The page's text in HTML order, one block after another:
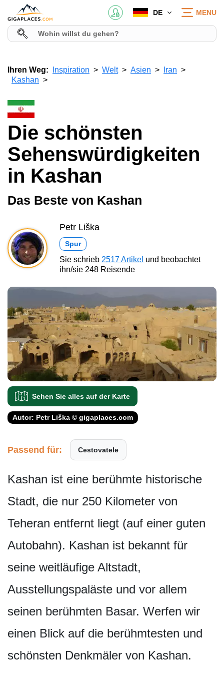
DE MENU
Ihren Weg: Inspiration Welt Asien
Iran
Kashan
Die schönsten
Sehenswürdigkeiten
in Kashan
Das Beste von Kashan
Petr Liška
Spur
Sie schrieb 2517 Artikel und beobachtet
ihn/sie 248 Reisende
Sehen Sie alles auf der Karte
Autor: Petr Liška © gigaplaces.com
Passend für: Cestovatele
Kashan ist eine berühmte historische
Stadt, die nur 250 Kilometer von
Teheran entfernt liegt (auf einer guten
Autobahn). Kashan ist bekannt für
seine weitläufige Altstadt,
Ausstellungspaläste und vor allem
seinen berühmten Basar. Werfen wir
einen Blick auf die berühmtesten und
schönsten Denkmäler von Kashan.